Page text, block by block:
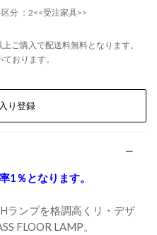
分 ：2<<受注家具>>
ご購入で配送料無料となります。
おります。
り登録
1％となります。
ランプを格調高くリ・デザ
FLOOR LAMP。